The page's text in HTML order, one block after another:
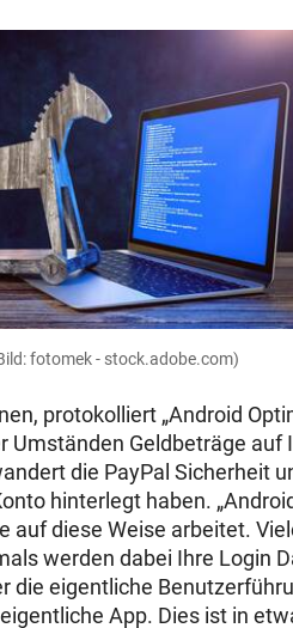
fotomek - stock.adobe.com)
protokolliert „Android
Umständen Geldbeträge
die PayPal Sicherheit
hinterlegt haben.
auf diese Weise arbeitet.
werden dabei Ihre Login
die eigentliche
App. Dies ist in